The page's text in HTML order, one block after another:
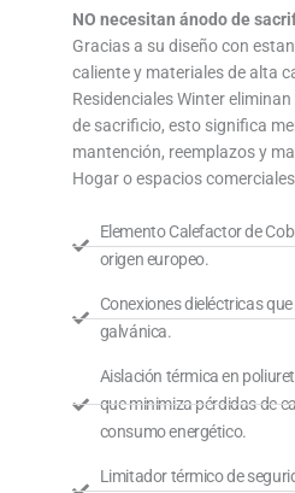
NO necesitan ánodo de
Gracias a su diseño con
caliente y materiales de alta
Residenciales Winter
de sacrificio, esto significa
mantención, reemplazos y
Hogar o espacios
Elemento Calefactor de
origen europeo.
Conexiones dieléctricas
galvánica.
Aislación térmica en
que minimiza pérdidas de
consumo energético.
Limitador térmico de